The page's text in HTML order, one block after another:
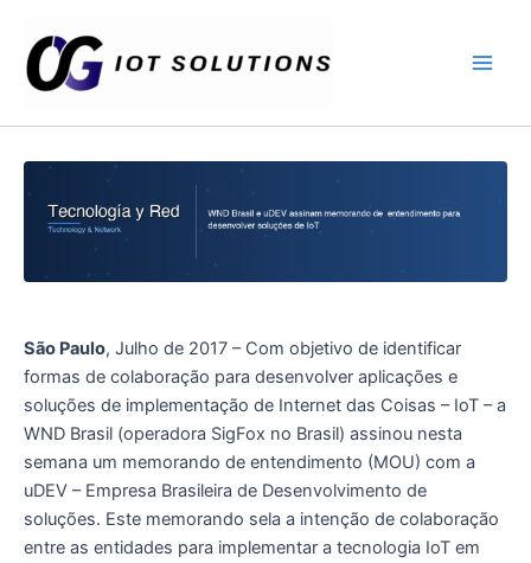
contenido
São Paulo, Julho de 2017 – Com objetivo de identificar
formas de colaboração para desenvolver aplicações e
soluções de implementação de Internet das Coisas – IoT – a
WND Brasil (operadora SigFox no Brasil) assinou nesta
semana um memorando de entendimento (MOU) com a
uDEV – Empresa Brasileira de Desenvolvimento de
soluções. Este memorando sela a intenção de colaboração
entre as entidades para implementar a tecnologia IoT em